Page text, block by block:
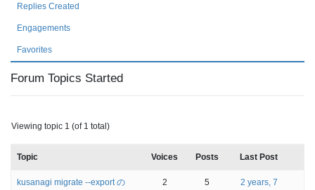
Replies Created
Engagements
Favorites
Forum Topics Started
Viewing topic 1 (of 1 total)
Topic Voices Posts Last Post
kusanagi migrate --export の
2 5
2 years, 7